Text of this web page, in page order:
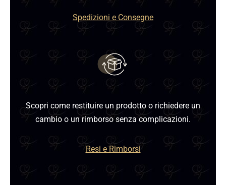
Spedizioni e Consegne
Scopri come restituire un prodotto o richiedere un
cambio o un rimborso senza complicazioni.
Resi e Rimborsi